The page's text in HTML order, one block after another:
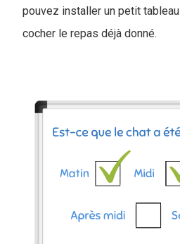
pouvez installer un petit
cocher le repas déjà donné.